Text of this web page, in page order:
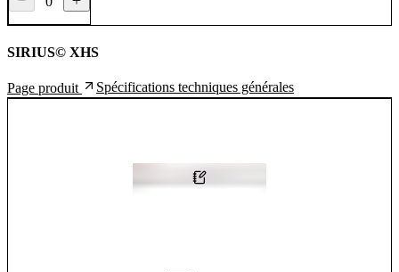
SIRIUS© XHS
Page produit Spécifications techniques générales